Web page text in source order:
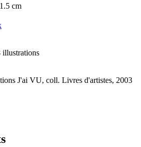
cm
illustrations
J'ai VU, coll. Livres d'artistes, 2003